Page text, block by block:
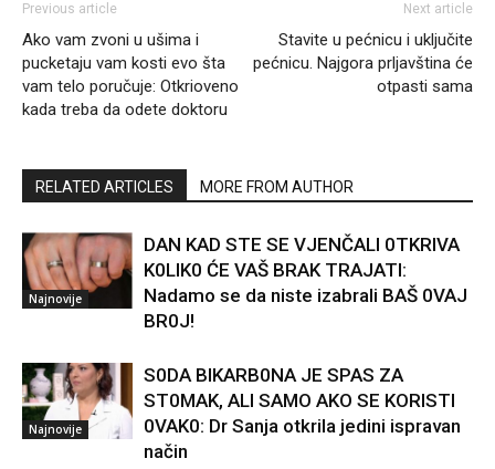
Previous article
Ako vam zvoni u ušima i
pucketaju vam kosti evo šta
vam telo poručuje: Otkrioveno
kada treba da odete doktoru
Next article
Stavite u pećnicu i uključite
pećnicu. Najgora prljavština će
otpasti sama
RELATED ARTICLES MORE FROM AUTHOR
Najnovije
DAN KAD STE SE VJENČALI 0TKRIVA
K0LIK0 ĆE VAŠ BRAK TRAJATI:
Nadamo se da niste izabrali BAŠ 0VAJ
BR0J!
Najnovije
S0DA BIKARB0NA JE SPAS ZA
ST0MAK, ALI SAMO AKO SE KORISTI
0VAK0: Dr Sanja otkrila jedini ispravan
način